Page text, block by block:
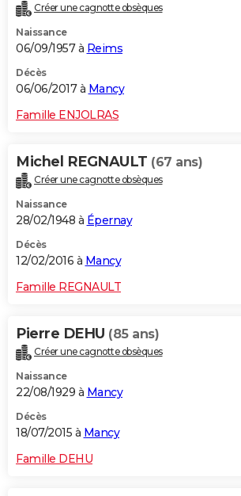
Créer une cagnotte obsèques
Naissance
06/09/1957 à Reims
Décès
06/06/2017 à Mancy
Famille ENJOLRAS
Michel REGNAULT (67 ans)
Créer une cagnotte obsèques
Naissance
28/02/1948 à Épernay
Décès
12/02/2016 à Mancy
Famille REGNAULT
Pierre DEHU (85 ans)
Créer une cagnotte obsèques
Naissance
22/08/1929 à Mancy
Décès
18/07/2015 à Mancy
Famille DEHU